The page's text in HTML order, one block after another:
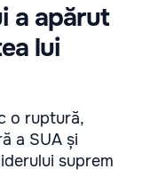
a apărut
lui
o ruptură,
a SUA și
suprem